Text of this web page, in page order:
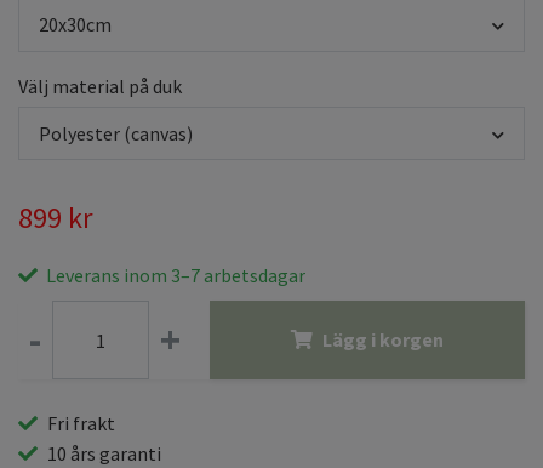
20x30cm
Välj material på duk
Polyester (canvas)
899 kr
Leverans inom 3–7 arbetsdagar
- + Lägg i korgen
Fri frakt
10 års garanti